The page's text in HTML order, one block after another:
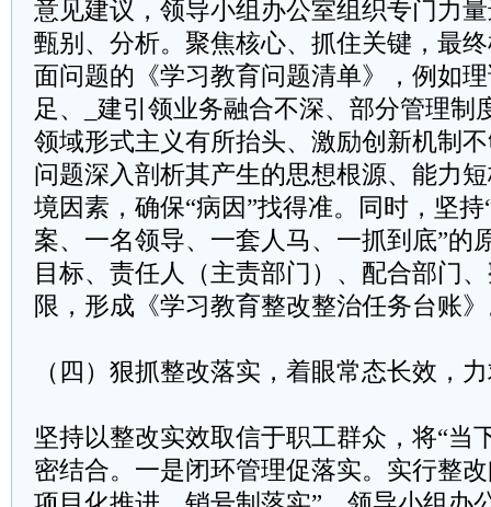
意见建议，领导小组办公室组织专门力
甄别、分析。聚焦核心、抓住关键，最
面问题的《学习教育问题清单》，例如
足、_建引领业务融合不深、部分管理制
领域形式主义有所抬头、激励创新机制
问题深入剖析其产生的思想根源、能力
境因素，确保“病因”找得准。同时，坚
案、一名领导、一套人马、一抓到底”的
目标、责任人（主责部门）、配合部门、
限，形成《学习教育整改整治任务台账
（四）狠抓整改落实，着眼常态长效，
坚持以整改实效取信于职工群众，将“当
密结合。一是闭环管理促落实。实行整